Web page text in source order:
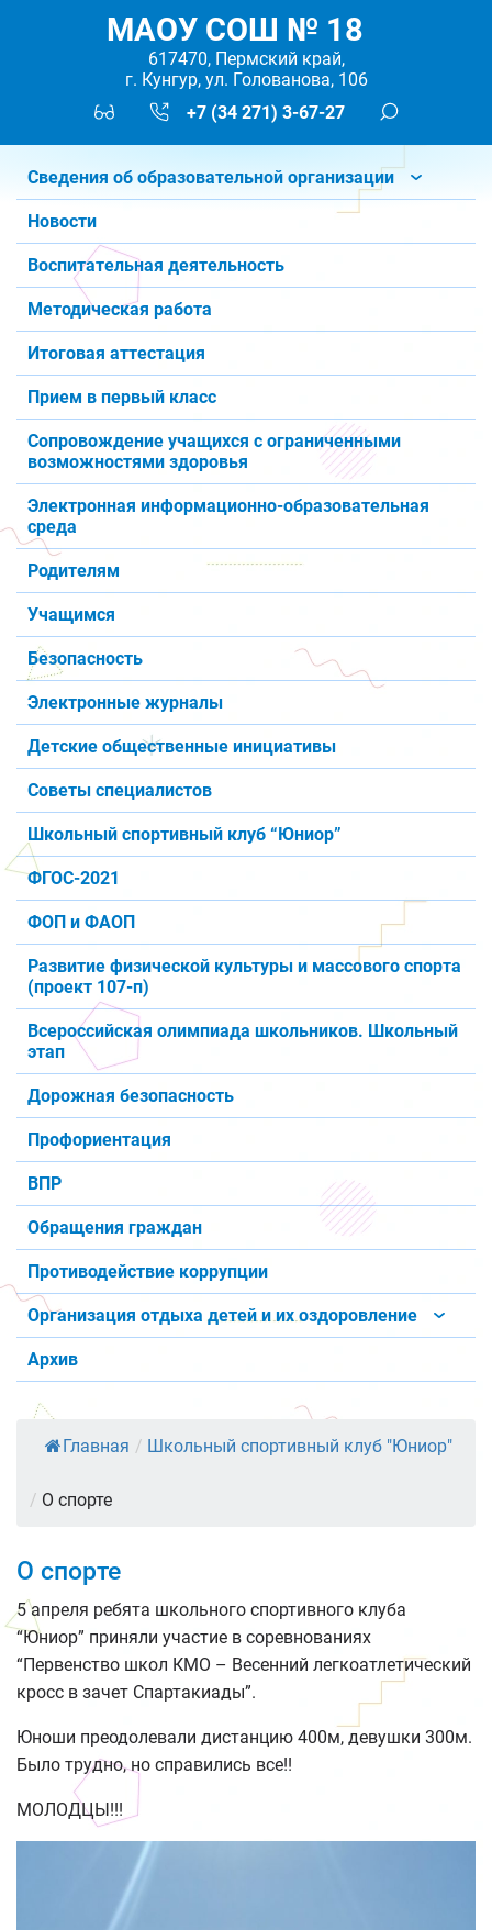
МАОУ СОШ № 18
617470, Пермский край,
г. Кунгур, ул. Голованова, 106
+7 (34 271) 3-67-27
Сведения об образовательной организации
Новости
Воспитательная деятельность
Методическая работа
Итоговая аттестация
Прием в первый класс
Сопровождение учащихся с ограниченными
возможностями здоровья
Электронная информационно-образовательная
среда
Родителям
Учащимся
Безопасность
Электронные журналы
Детские общественные инициативы
Советы специалистов
Школьный спортивный клуб “Юниор”
ФГОС-2021
ФОП и ФАОП
Развитие физической культуры и массового спорта
(проект 107-п)
Всероссийская олимпиада школьников. Школьный
этап
Дорожная безопасность
Профориентация
ВПР
Обращения граждан
Противодействие коррупции
Организация отдыха детей и их оздоровление
Архив
Главная / Школьный спортивный клуб "Юниор"
/ О спорте
О спорте
5 апреля ребята школьного спортивного клуба
“Юниор” приняли участие в соревнованиях
“Первенство школ КМО – Весенний легкоатлетический
кросс в зачет Спартакиады”.
Юноши преодолевали дистанцию 400м, девушки 300м.
Было трудно, но справились все!!
МОЛОДЦЫ!!!